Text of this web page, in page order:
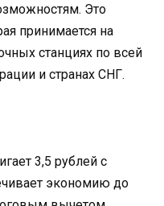
Это
принимается на
станциях по всей
и странах СНГ.
3,5 рублей с
экономию до